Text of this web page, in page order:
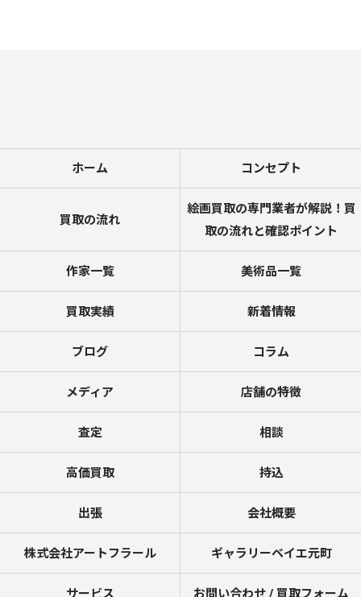
ホーム コンセプト
買取の流れ
絵画買取の専門業者が解説！買
取の流れと確認ポイント
作家一覧 美術品一覧
買取実績 新着情報
ブログ コラム
メディア 店舗の特徴
査定 相談
高価買取 持込
出張 会社概要
株式会社アートフラール ギャラリーベイエ元町
サービス お問い合わせ / 買取フォーム